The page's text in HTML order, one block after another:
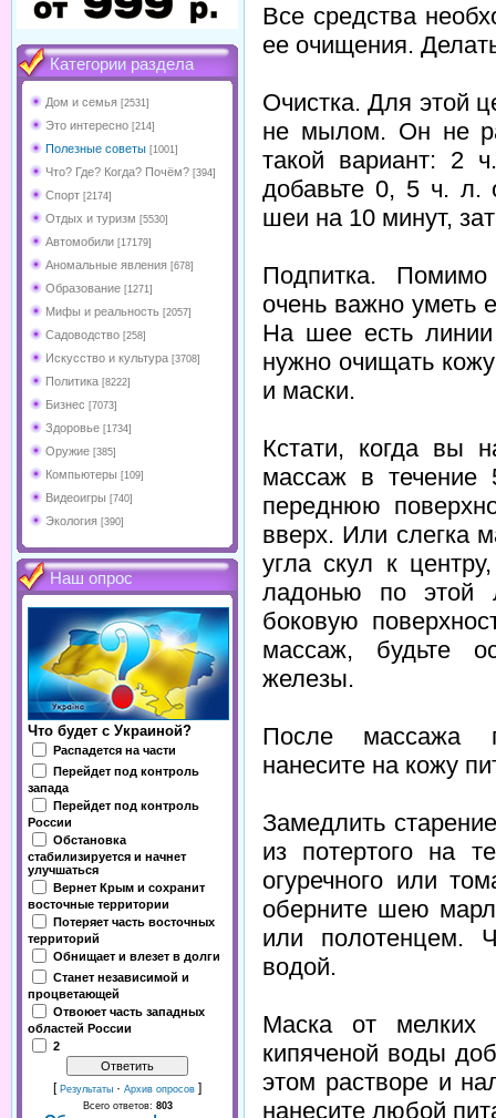
Категории раздела
Дом и семья [2531]
Это интересно [214]
Полезные советы [1001]
Что? Где? Когда? Почём? [394]
Спорт [2174]
Отдых и туризм [5530]
Автомобили [17179]
Аномальные явления [678]
Образование [1271]
Мифы и реальность [2057]
Садоводство [258]
Искусство и культура [3708]
Политика [8222]
Бизнес [7073]
Здоровье [1734]
Оружие [385]
Компьютеры [109]
Видеоигры [740]
Экология [390]
Наш опрос
Что будет с Украиной?
Распадется на части
Перейдет под контроль
запада
Перейдет под контроль
России
Обстановка
стабилизируется и начнет
улучшаться
Вернет Крым и сохранит
восточные территории
Потеряет часть восточных
территорий
Обнищает и влезет в долги
Станет независимой и
процветающей
Отвоюет часть западных
областей России
2
[ Результаты · Архив опросов ]
Всего ответов: 803
Все средства
ее очищения.
Очистка. Для этой
не мылом. Он не
такой вариант: 2
добавьте 0, 5 ч. л.
шеи на 10 минут,
Подпитка. Помимо
очень важно уметь
На шее есть
нужно очищать
и маски.
Кстати, когда вы
массаж в течение
переднюю
вверх. Или слегка
угла скул к
ладонью по этой
боковую
массаж, будьте
железы.
После массажа
нанесите на кожу
Замедлить
из потертого на
огуречного или
оберните шею
или полотенцем.
водой.
Маска от мелких
кипяченой воды
этом растворе и
нанесите любой